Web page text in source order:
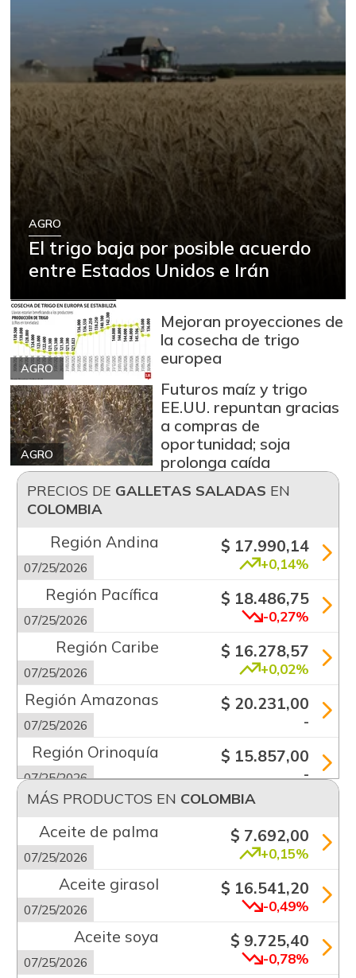
AGRO
El trigo baja por posible acuerdo
entre Estados Unidos e Irán
AGRO
Mejoran proyecciones de
la cosecha de trigo
europea
AGRO
Futuros maíz y trigo
EE.UU. repuntan gracias
a compras de
oportunidad; soja
prolonga caída
PRECIOS DE GALLETAS SALADAS EN
COLOMBIA
Región Andina
07/25/2026
$ 17.990,14
+0,14%
Región Pacífica
07/25/2026
$ 18.486,75
-0,27%
Región Caribe
07/25/2026
$ 16.278,57
+0,02%
Región Amazonas
07/25/2026
$ 20.231,00
-
Región Orinoquía
07/25/2026
$ 15.857,00
-
MÁS PRODUCTOS EN COLOMBIA
Aceite de palma
07/25/2026
$ 7.692,00
+0,15%
Aceite girasol
07/25/2026
$ 16.541,20
-0,49%
Aceite soya
07/25/2026
$ 9.725,40
-0,78%